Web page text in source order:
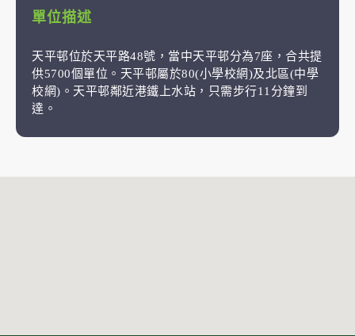
單位描述
天平邨位於天平路48號，當中天平邨分為7座，合共提
供5700個單位。天平邨屬於80(小學校網)及北區(中學
校網)。天平邨鄰近港鐵上水站，只需步行11分鐘到
達。